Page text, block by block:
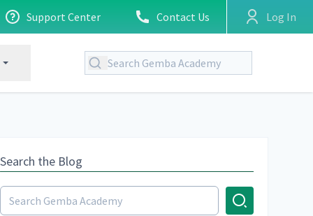
Support Center Contact Us Log In
Search the Blog